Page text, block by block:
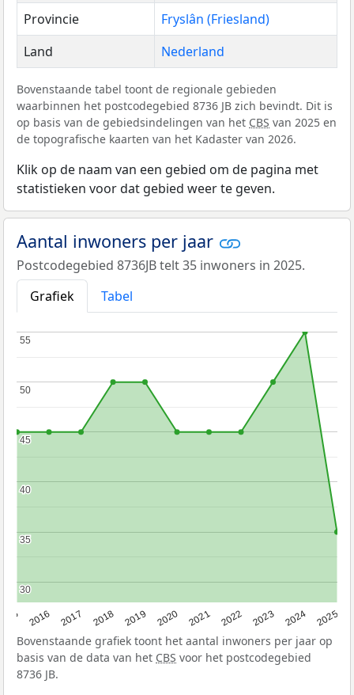
Provincie
Fryslân (Friesland)
Land
Nederland
Bovenstaande tabel toont de regionale gebieden
waarbinnen het postcodegebied 8736 JB zich bevindt. Dit is
op basis van de gebiedsindelingen van het CBS van 2025 en
de topografische kaarten van het Kadaster van 2026.
Klik op de naam van een gebied om de pagina met
statistieken voor dat gebied weer te geven.
Aantal inwoners per jaar
Postcodegebied 8736JB telt 35 inwoners in 2025.
Grafiek
Tabel
2016 2017 2018 2019 2020 2021 2022 2023 2024 2025
30
30
35
35
40
40
45
45
50
50
55
55
Bovenstaande grafiek toont het aantal inwoners per jaar op
basis van de data van het CBS voor het postcodegebied
8736 JB.